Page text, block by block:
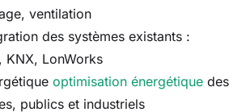
ventilation
des systèmes existants :
KNX, LonWorks
optimisation énergétique des
publics et industriels